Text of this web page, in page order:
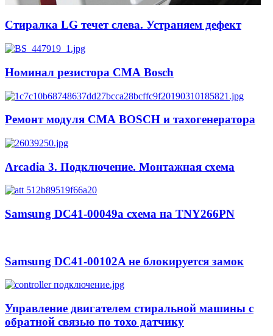
Стиралка LG течет слева. Устраняем дефект
Номинал резистора СМА Bosch
Ремонт модуля СМА BOSCH и тахогенератора
Arcadia 3. Подключение. Монтажная схема
Samsung DC41-00049a схема на TNY266PN
Samsung DC41-00102A не блокируется замок
Управление двигателем стиральной машины с
обратной связью по тохо датчику